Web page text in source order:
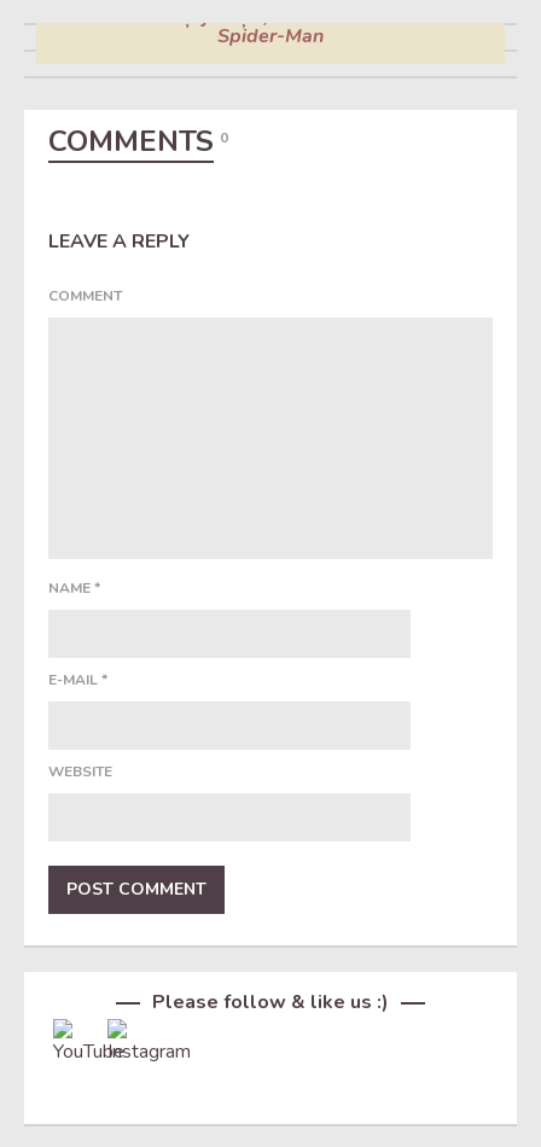
Moralitate și justiție, dincolo de masca lui
Spider-Man
COMMENTS 0
LEAVE A REPLY
COMMENT
NAME*
E-MAIL*
WEBSITE
Please follow & like us :)
Set Youtube Channel ID